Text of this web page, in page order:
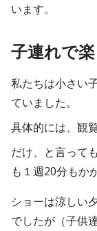
います。
子連れで
私たちは小さい
ていました。
具体的には、観
だけ、と言って
も１週20分もか
ショーは涼しい
でしたが（子供